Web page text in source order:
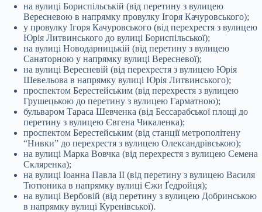
на вулиці Бориспільській (від перетину з вулицею
Вересневою в напрямку провулку Ігоря Качуровського);
у провулку Ігоря Качуровського (від перехрестя з вулицею
Юрія Литвинського до вулиці Бориспільської);
на вулиці Новодарницькій (від перетину з вулицею
Санаторною у напрямку вулиці Вересневої);
на вулиці Вересневій (від перехрестя з вулицею Юрія
Шевельова в напрямку вулиці Юрія Литвинського);
проспектом Берестейським (від перехрестя з вулицею
Грушецькою до перетину з вулицею Гарматною);
бульваром Тараса Шевченка (від Бессарабської площі до
перетину з вулицею Євгена Чикаленка);
проспектом Берестейським (від станції метрополітену
“Нивки” до перехрестя з вулицею Олександрівською);
на вулиці Марка Вовчка (від перехрестя з вулицею Семена
Скляренка);
на вулиці Іоанна Павла ІІ (від перетину з вулицею Василя
Тютюника в напрямку вулиці Єжи Ґедройця);
на вулиці Вербовій (від перетину з вулицею Добринською
в напрямку вулиці Куренівської).